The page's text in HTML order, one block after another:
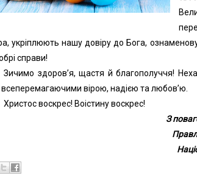
укріплюють нашу довіру до Бога,
справи!
Зичимо здоров’я,щастя й благополуччя!
вірою, надією та любов’ю.
Христос воскрес! Воістину воскрес!
З